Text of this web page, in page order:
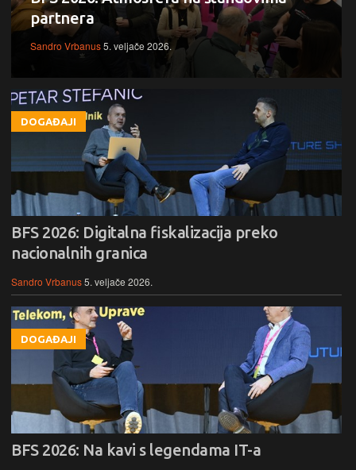
partnera
Sandro Vrbanus5. veljače 2026.
DOGAĐAJI
BFS 2026: Digitalna fiskalizacija preko
nacionalnih granica
Sandro Vrbanus5. veljače 2026.
DOGAĐAJI
BFS 2026: Na kavi s legendama IT-a